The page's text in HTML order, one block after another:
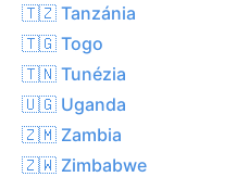
🇹🇿 Tanzánia
🇹🇬 Togo
🇹🇳 Tunézia
🇺🇬 Uganda
🇿🇲 Zambia
🇿🇼 Zimbabwe